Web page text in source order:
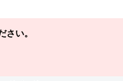
さい。